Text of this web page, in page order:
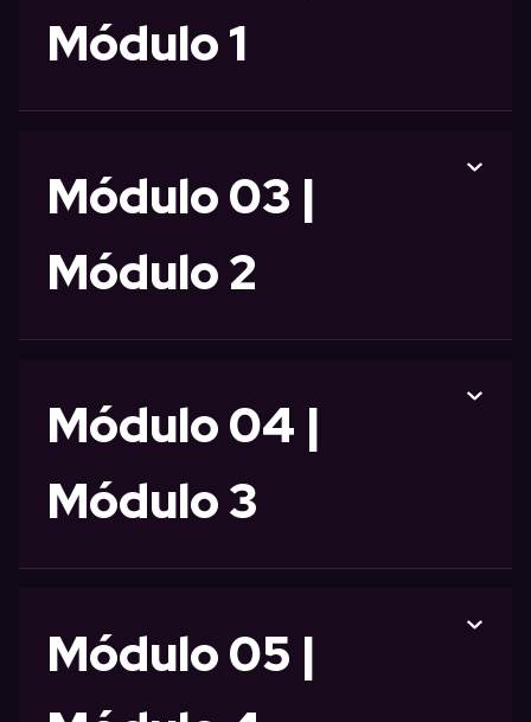
Módulo 1
Módulo 03 |
Módulo 2
Módulo 04 |
Módulo 3
Módulo 05 |